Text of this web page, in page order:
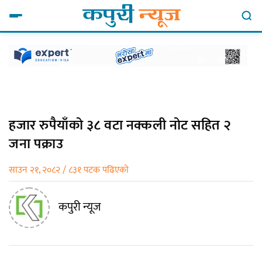
हजार रुपैयाँको ३८ वटा नक्कली नोट सहित २
जना पक्राउ
साउन २१, २०८२ / ८३१ पटक पढिएको
कपुरी न्यूज